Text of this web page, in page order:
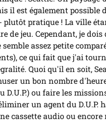
il est également
pratique ! La ville
de jeu. Cependant, je
assez petite
ce qui fait que j'ai
Quoi qu'il en soit,
un bon nombre
D.U.P.) ou faire les
un agent du D.U.P.
cassette audio ou